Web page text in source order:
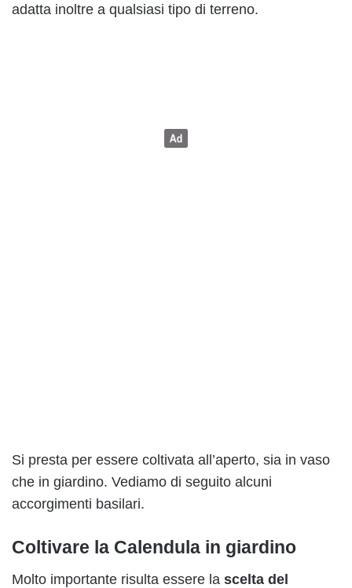
adatta inoltre a qualsiasi tipo di terreno.
Si presta per essere coltivata all’aperto, sia in vaso
che in giardino. Vediamo di seguito alcuni
accorgimenti basilari.
Coltivare la Calendula in giardino
Molto importante risulta essere la scelta del